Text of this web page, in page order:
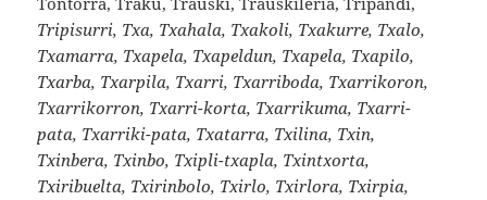
Tripisurri, Txa, Txahala, Txakoli, Txakurre, Txalo,
Txamarra, Txapela, Txapeldun, Txapela, Txapilo,
Txarba, Txarpila, Txarri, Txarriboda, Txarrikoron,
Txarrikorron, Txarri-korta, Txarrikuma, Txarri-
pata, Txarriki-pata, Txatarra, Txilina, Txin,
Txinbera, Txinbo, Txipli-txapla, Txintxorta,
Txiribuelta, Txirinbolo, Txirlo, Txirlora, Txirpia,